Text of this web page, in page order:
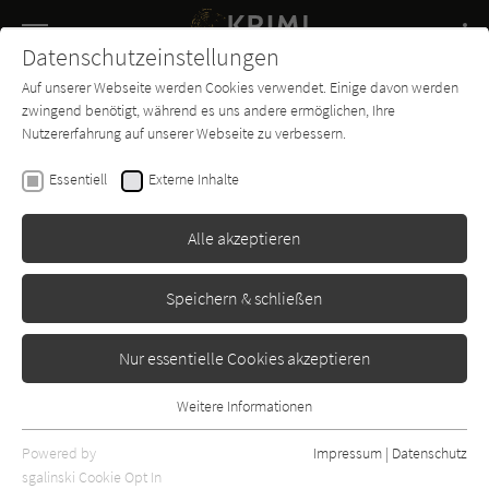
SUCHE
Buch-
Entdecker
Forum Charts
Kathy Reichs
Totgeglaubte leben länger
(Tempe Brennan 08)
Blessing
Datenschutzeinstellungen
Auf unserer Webseite werden Cookies verwendet. Einige davon werden
zwingend benötigt, während es uns andere ermöglichen, Ihre
Nutzererfahrung auf unserer Webseite zu verbessern.
Essentiell Externe Inhalte
Alle akzeptieren
Speichern & schließen
Nur essentielle Cookies akzeptieren
Essentielle Cookies werden für grundlegende Funktionen der
Webseite benötigt. Dadurch ist gewährleistet, dass die Webseite
Weitere Informationen
Powered by
sgalinski Cookie Opt In
Impressum | Datenschutz